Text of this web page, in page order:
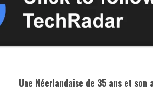
Une Néerlandaise de 35 ans et son